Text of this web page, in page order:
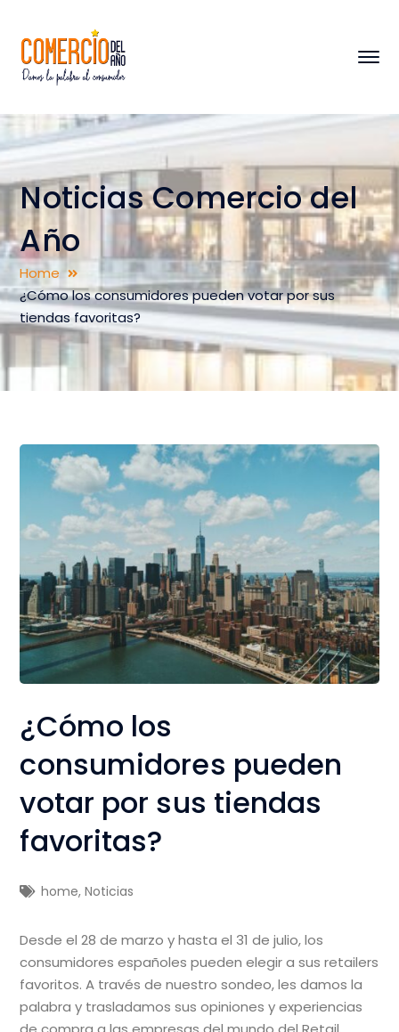
Noticias Comercio del
Año
Home
¿Cómo los consumidores pueden votar por sus
tiendas favoritas?
¿Cómo los
consumidores pueden
votar por sus tiendas
favoritas?
home,Noticias
Desde el 28 de marzo y hasta el 31 de julio, los
consumidores españoles pueden elegir a sus retailers
favoritos. A través de nuestro sondeo, les damos la
palabra y trasladamos sus opiniones y experiencias